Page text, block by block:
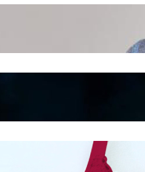
Wanita Pamer Pakaian
Kepribadian
Mengintip Kepribadian
Wanita Dari Warna Bra